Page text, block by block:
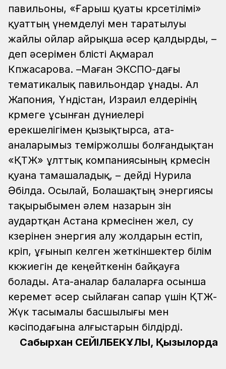
павильоны, «Ғарыш қуаты көрсетілімі»
қуаттың үнемделуі мен таратылуы
жайлы ойлар айрықша әсер қалдырды, –
деп әсерімен бөлісті Ақмарал
Көпжасарова. –Маған ЭКСПО-дағы
тематикалық павильондар ұнады. Ал
Жапония, Үндістан, Израил елдерінің
көрмеге ұсынған дүниелері
ерекшелігімен қызықтырса, ата-
аналарымыз теміржолшы болғандықтан
«ҚТЖ» ұлттық компаниясының көрмесін
қуана тамашаладық, – дейді Нурила
Әбілда. Осылай, Болашақтың энергиясы
тақырыбымен әлем назарын өзін
аудартқан Астана көрмесінен жел, су
көзерінен энергия алу жолдарын естіп,
көріп, ұғынып келген жеткіншектер білім
көкжиегін де кеңейткенін байқауға
болады. Ата-аналар балаларға осынша
керемет әсер сыйлаған сапар үшін ҚТЖ-
Жүк тасымалы басшылығы мен
кәсіподағына алғыстарын білдірді.
Сабырхан СЕЙІЛБЕКҰЛЫ, Қызылорда